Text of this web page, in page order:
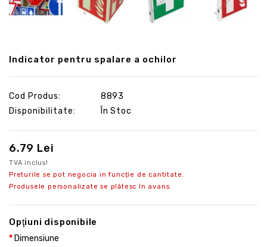
Indicator pentru spalare a ochilor
Cod Produs:
8893
Disponibilitate:
În Stoc
6.79 Lei
TVA inclus!
Preturile se pot negocia in funcție de cantitate.
Produsele personalizate se plătesc în avans.
Opţiuni disponibile
Dimensiune